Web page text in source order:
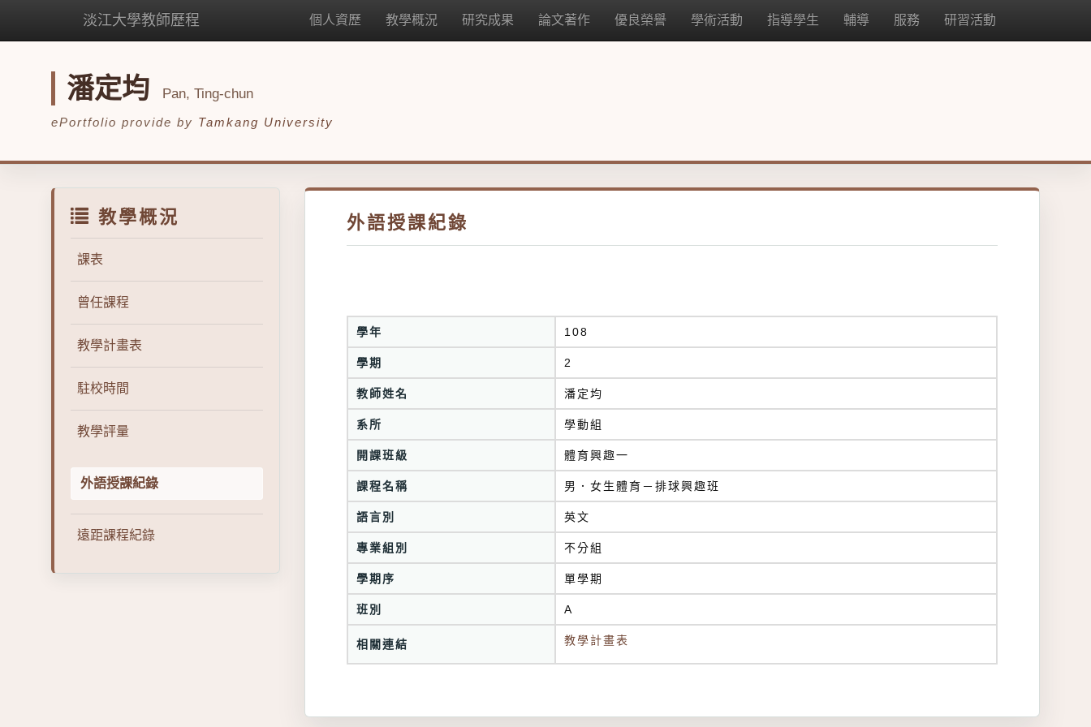
淡江大學教師歷程 個人資歷 教學概況 研究成果 論文著作 優良榮譽 學術活動 指導學生 輔導 服務 研習活動
潘定均 Pan, Ting-chun
ePortfolio provide by Tamkang University
教學概況
課表
曾任課程
教學計畫表
駐校時間
教學評量
外語授課紀錄
遠距課程紀錄
外語授課紀錄
學年 108
學期 2
教師姓名 潘定均
系所 學動組
開課班級 體育興趣一
課程名稱 男．女生體育－排球興趣班
語言別 英文
專業組別 不分組
學期序 單學期
班別 A
相關連結 教學計畫表